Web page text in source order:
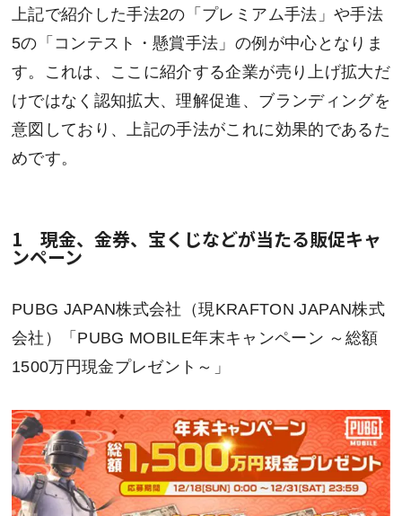
上記で紹介した手法2の「プレミアム手法」や手法
5の「コンテスト・懸賞手法」の例が中心となりま
す。これは、ここに紹介する企業が売り上げ拡大だ
けではなく認知拡大、理解促進、ブランディングを
意図しており、上記の手法がこれに効果的であるた
めです。
1 現金、金券、宝くじなどが当たる販促キャ
ンペーン
PUBG JAPAN株式会社（現KRAFTON JAPAN株式
会社）「PUBG MOBILE年末キャンペーン ～総額
1500万円現金プレゼント～」